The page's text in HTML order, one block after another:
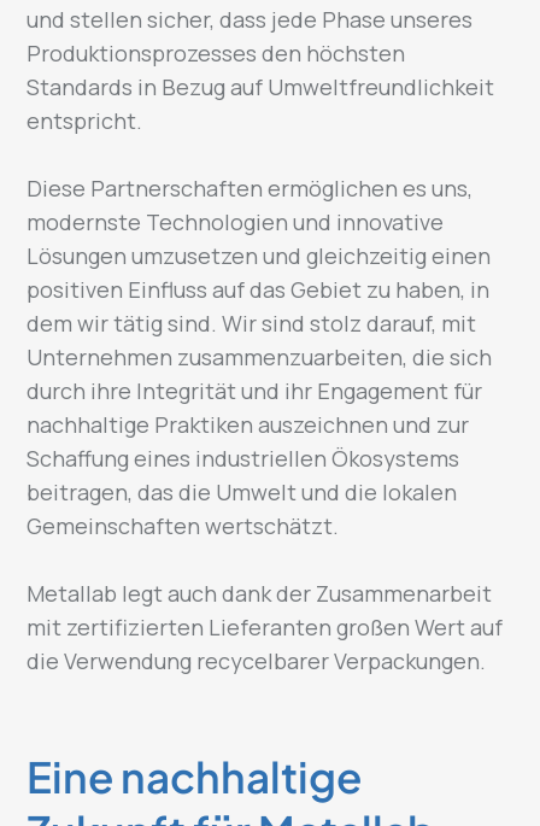
und stellen sicher, dass jede Phase unseres
Produktionsprozesses den höchsten
Standards in Bezug auf Umweltfreundlichkeit
entspricht.
Diese Partnerschaften ermöglichen es uns,
modernste Technologien und innovative
Lösungen umzusetzen und gleichzeitig einen
positiven Einfluss auf das Gebiet zu haben, in
dem wir tätig sind. Wir sind stolz darauf, mit
Unternehmen zusammenzuarbeiten, die sich
durch ihre Integrität und ihr Engagement für
nachhaltige Praktiken auszeichnen und zur
Schaffung eines industriellen Ökosystems
beitragen, das die Umwelt und die lokalen
Gemeinschaften wertschätzt.
Metallab legt auch dank der Zusammenarbeit
mit zertifizierten Lieferanten großen Wert auf
die Verwendung recycelbarer Verpackungen.
Eine nachhaltige